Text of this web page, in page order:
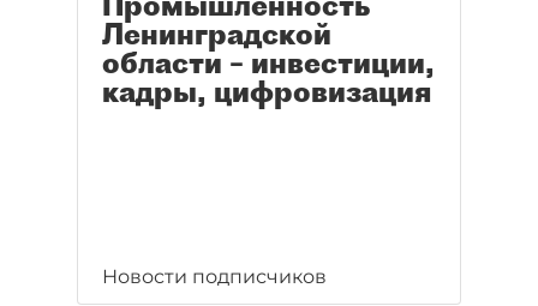
Ленинградской
области – инвестиции,
кадры, цифровизация
Новости подписчиков